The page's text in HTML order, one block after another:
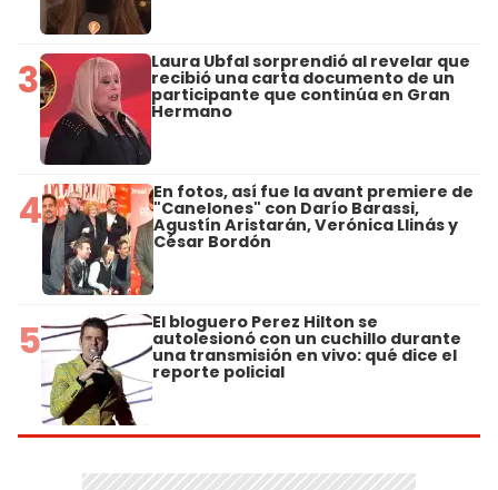
3 Laura Ubfal sorprendió al revelar que
recibió una carta documento de un
participante que continúa en Gran
Hermano
4 En fotos, así fue la avant premiere de
"Canelones" con Darío Barassi,
Agustín Aristarán, Verónica Llinás y
César Bordón
5 El bloguero Perez Hilton se
autolesionó con un cuchillo durante
una transmisión en vivo: qué dice el
reporte policial